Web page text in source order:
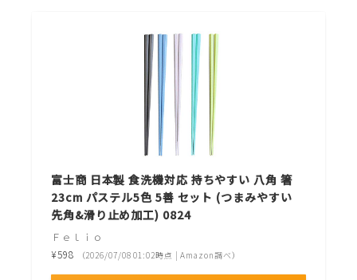
富士商 日本製 食洗機対応 持ちやすい 八角 箸
23cm パステル5色 5善 セット (つまみやすい
先角&滑り止め加工) 0824
Ｆｅｌｉｏ
¥598
（2026/07/08 01:02時点 | Amazon調べ）